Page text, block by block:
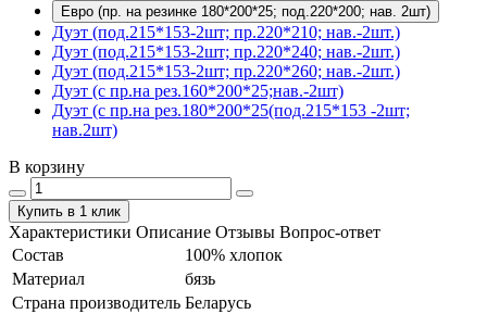
Евро (пр. на резинке 180*200*25; под.220*200; нав. 2шт)
Дуэт (под.215*153-2шт; пр.220*210; нав.-2шт.)
Дуэт (под.215*153-2шт; пр.220*240; нав.-2шт.)
Дуэт (под.215*153-2шт; пр.220*260; нав.-2шт.)
Дуэт (с пр.на рез.160*200*25;нав.-2шт)
Дуэт (с пр.на рез.180*200*25(под.215*153 -2шт;
нав.2шт)
В корзину
Купить в 1 клик
Характеристики Описание Отзывы Вопрос-ответ
Состав
100% хлопок
Материал
бязь
Страна производитель Беларусь